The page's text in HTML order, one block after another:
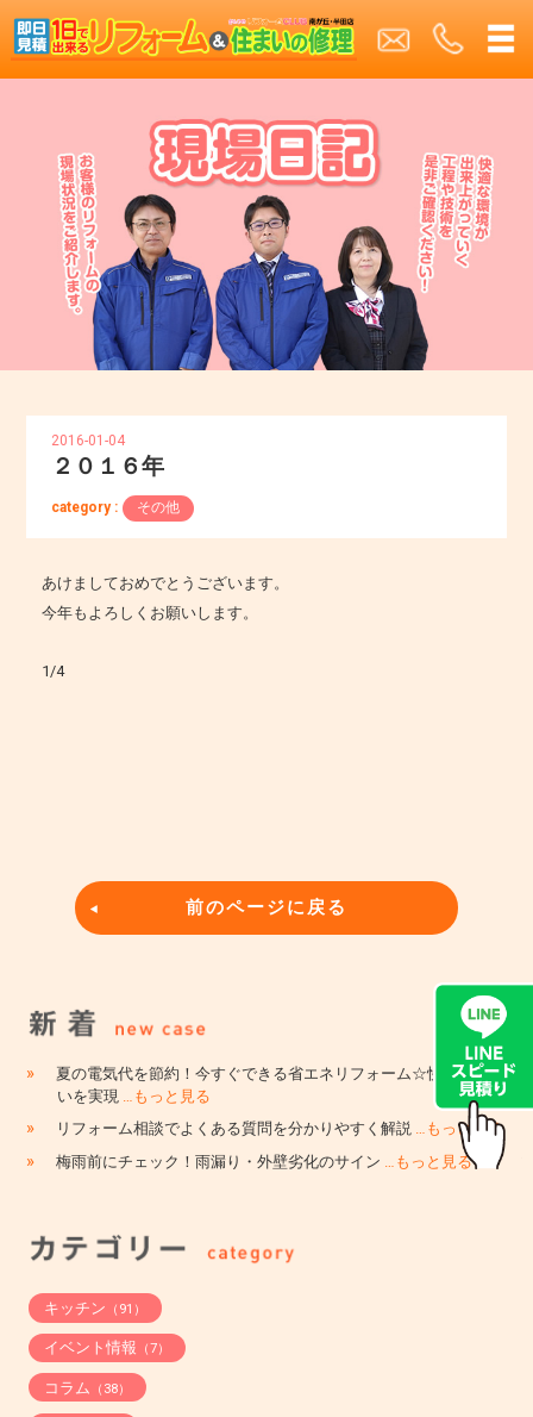
2016-01-04
２０１６年
category : その他
あけましておめでとうございます。
今年もよろしくお願いします。
1/4
前のページに戻る
»
夏の電気代を節約！今すぐできる省エネリフォーム☆快適な住ま
いを実現 …もっと見る
» リフォーム相談でよくある質問を分かりやすく解説 …もっと見る
» 梅雨前にチェック！雨漏り・外壁劣化のサイン …もっと見る
キッチン （91）
イベント情報 （7）
コラム （38）